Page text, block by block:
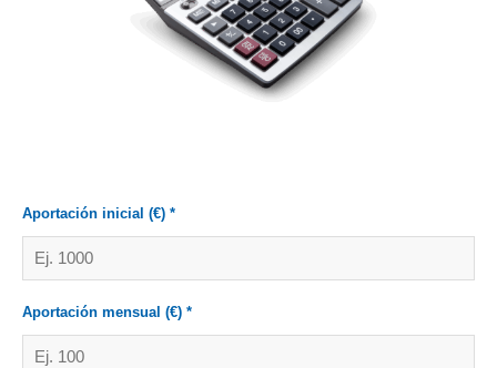
Aportación inicial (€) *
Aportación mensual (€) *